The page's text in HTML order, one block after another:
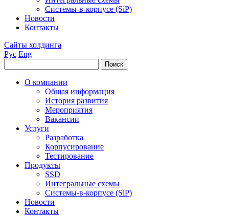
Системы-в-корпусе (SiP)
Новости
Контакты
Сайты холдинга
Рус Eng
О компании
Общая информация
История развития
Мероприятия
Вакансии
Услуги
Разработка
Корпусирование
Тестирование
Продукты
SSD
Интегральные схемы
Системы-в-корпусе (SiP)
Новости
Контакты